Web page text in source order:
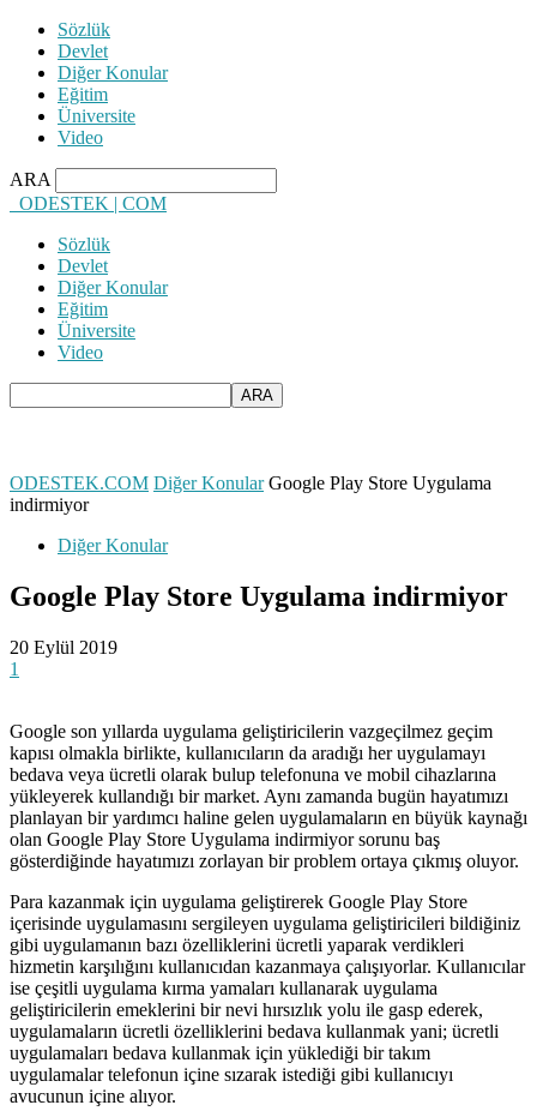
Sözlük
Devlet
Diğer Konular
Eğitim
Üniversite
Video
ARA
ODESTEK | COM
Sözlük
Devlet
Diğer Konular
Eğitim
Üniversite
Video
ODESTEK.COM Diğer Konular Google Play Store Uygulama
indirmiyor
Diğer Konular
Google Play Store Uygulama indirmiyor
20 Eylül 2019
1
Google son yıllarda uygulama geliştiricilerin vazgeçilmez geçim
kapısı olmakla birlikte, kullanıcıların da aradığı her uygulamayı
bedava veya ücretli olarak bulup telefonuna ve mobil cihazlarına
yükleyerek kullandığı bir market. Aynı zamanda bugün hayatımızı
planlayan bir yardımcı haline gelen uygulamaların en büyük kaynağı
olan Google Play Store Uygulama indirmiyor sorunu baş
gösterdiğinde hayatımızı zorlayan bir problem ortaya çıkmış oluyor.
Para kazanmak için uygulama geliştirerek Google Play Store
içerisinde uygulamasını sergileyen uygulama geliştiricileri bildiğiniz
gibi uygulamanın bazı özelliklerini ücretli yaparak verdikleri
hizmetin karşılığını kullanıcıdan kazanmaya çalışıyorlar. Kullanıcılar
ise çeşitli uygulama kırma yamaları kullanarak uygulama
geliştiricilerin emeklerini bir nevi hırsızlık yolu ile gasp ederek,
uygulamaların ücretli özelliklerini bedava kullanmak yani; ücretli
uygulamaları bedava kullanmak için yüklediği bir takım
uygulamalar telefonun içine sızarak istediği gibi kullanıcıyı
avucunun içine alıyor.